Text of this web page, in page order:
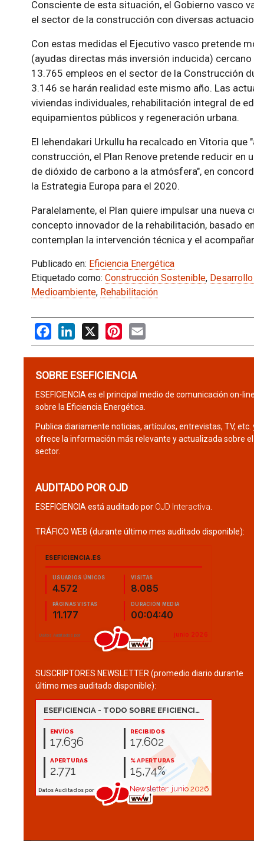
Consciente de esta situación, el Gobierno vasco
el sector de la construcción con diversas
Con estas medidas el Ejecutivo vasco pretende
(ayudas directas más inversión inducida)
13.765 empleos en el sector de la Construcción
3.146 se harán realidad este mismo año. Las
viviendas individuales, rehabilitación integral de
equipamientos públicos y regeneración urbana.
El lehendakari Urkullu ha recalcado en Vitoria
construcción, el Plan Renove pretende reducir
de dióxido de carbono a la atmósfera", en
la Estrategia Europa para el 2020.
Paralelamente, el Plan quiere impulsar una
concepto innovador de la rehabilitación, basado
contemplan la intervención técnica y el
Publicado en: Eficiencia Energética
Etiquetado como: Construcción Sostenible,
Medioambiente, Rehabilitación
FacebookLinkedIn
X PinterestEmail
SOBRE ESEFICIENCIA
ESEFICIENCIA es el principal medio de comunicación on-line
sobre la Eficiencia Energética.
Publica diariamente noticias, artículos, entrevistas, TV, etc.
ofrece la información más relevante y actualizada sobre el
sector.
AUDITADO POR OJD
ESEFICIENCIA está auditado por OJD Interactiva
TRÁFICO WEB (durante último mes auditado disponible):
SUSCRIPTORES NEWSLETTER (promedio diario durante
último mes auditado disponible):